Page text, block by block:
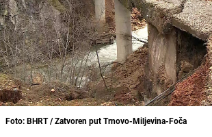
Foto: BHRT / Zatvoren put Trnovo-Miljevina-Foča